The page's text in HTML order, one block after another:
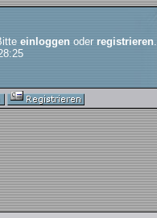
einloggenoder registrieren.